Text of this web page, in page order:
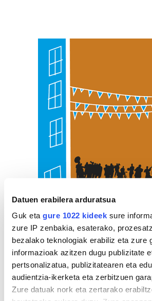
Datuen erabilera arduratsua
Guk eta gure 1022 kideek sure
zure IP zenbakia, esaterako,
bezalako teknologiak erabiliz eta zure
informazioak azitzen dugu publizitate
pertsonalizatua, publizitatearen eta
audientzia-ikerketa eta zerbitzuen
Zure datuak nork eta zertarako